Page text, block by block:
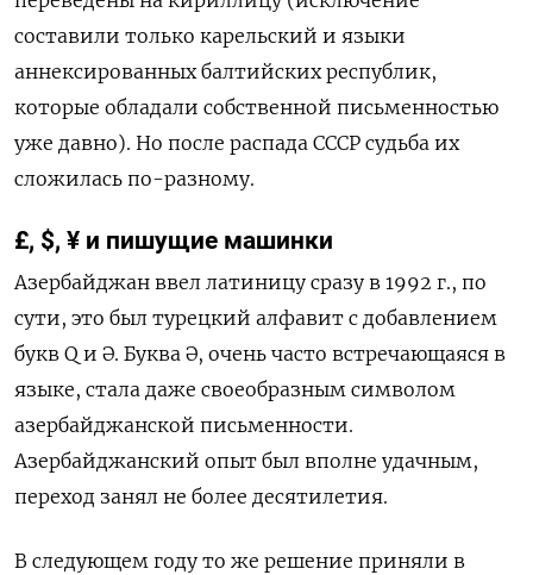
составили только карельский и языки
аннексированных балтийских республик,
которые обладали собственной письменностью
уже давно). Но после распада СССР судьба их
сложилась по-разному.
£, $, ¥ и пишущие машинки
Азербайджан ввел латиницу сразу в 1992 г., по
сути, это был турецкий алфавит с добавлением
букв Q и Ə. Буква Ə, очень часто встречающаяся в
языке, стала даже своеобразным символом
азербайджанской письменности.
Азербайджанский опыт был вполне удачным,
переход занял не более десятилетия.
В следующем году то же решение приняли в